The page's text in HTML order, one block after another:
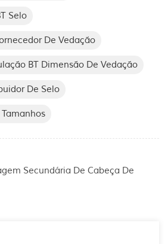
Selo
De Vedação
BT Dimensão De Vedação
De Selo
Secundária De Cabeça De